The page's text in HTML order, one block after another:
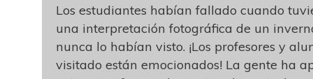
Los estudiantes habían fallado cuando
una interpretación fotográfica de un
nunca lo habían visto. ¡Los profesores y
visitado están emocionados! La gente ha